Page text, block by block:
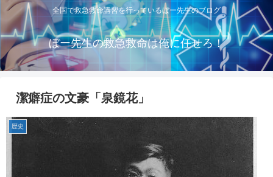
全国で救急救命講習を行っているぼー先生のブログ
ぼー先生の救急救命は俺に任せろ！
潔癖症の文豪「泉鏡花」
歴史